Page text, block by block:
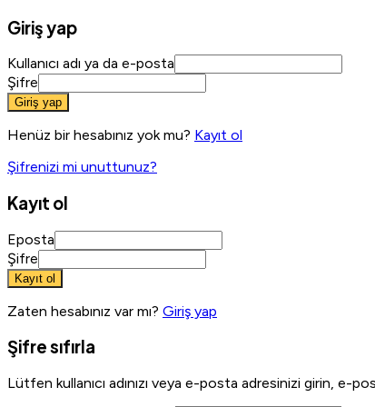
Giriş yap
Kullanıcı adı ya da e-posta
Şifre
Giriş yap
Henüz bir hesabınız yok mu? Kayıt ol
Şifrenizi mi unuttunuz?
Kayıt ol
Eposta
Şifre
Kayıt ol
Zaten hesabınız var mı? Giriş yap
Şifre sıfırla
Lütfen kullanıcı adınızı veya e-posta adresinizi girin, e-